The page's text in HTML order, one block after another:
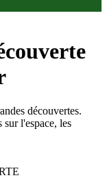
découvertes.
l'espace, les